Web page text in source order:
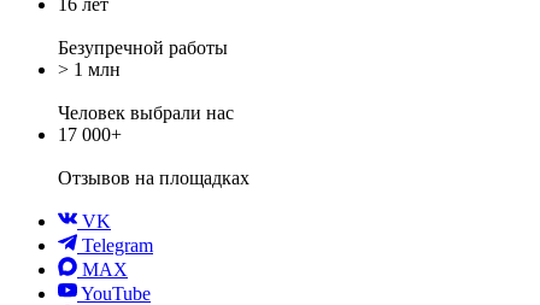
Безупречной работы
> 1 млн
Человек выбрали нас
17 000+
Отзывов на площадках
VK
Telegram
MAX
YouTube